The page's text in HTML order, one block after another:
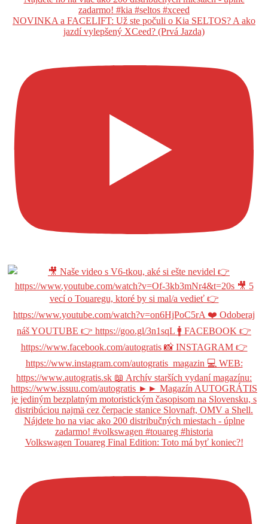
NOVINKA a FACELIFT: Už ste počuli o Kia SELTOS? A ako
jazdí vylepšený XCeed? (Prvá Jazda)
Volkswagen Touareg Final Edition: Toto má byť koniec?!